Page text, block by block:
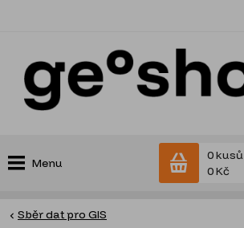
Menu
0 kusů
0 Kč
Sběr dat pro GIS